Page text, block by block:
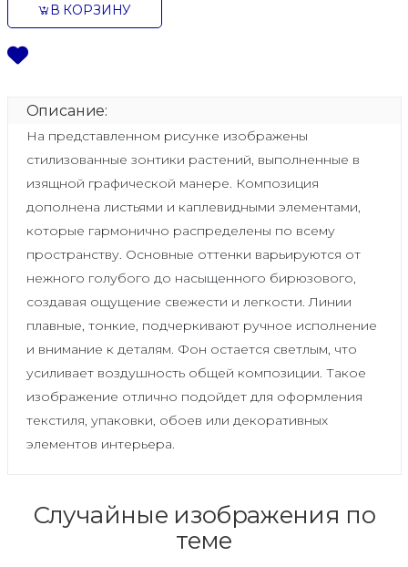
В КОРЗИНУ
Описание:
На представленном рисунке изображены
стилизованные зонтики растений, выполненные в
изящной графической манере. Композиция
дополнена листьями и каплевидными элементами,
которые гармонично распределены по всему
пространству. Основные оттенки варьируются от
нежного голубого до насыщенного бирюзового,
создавая ощущение свежести и легкости. Линии
плавные, тонкие, подчеркивают ручное исполнение
и внимание к деталям. Фон остается светлым, что
усиливает воздушность общей композиции. Такое
изображение отлично подойдет для оформления
текстиля, упаковки, обоев или декоративных
элементов интерьера.
Случайные изображения по
теме